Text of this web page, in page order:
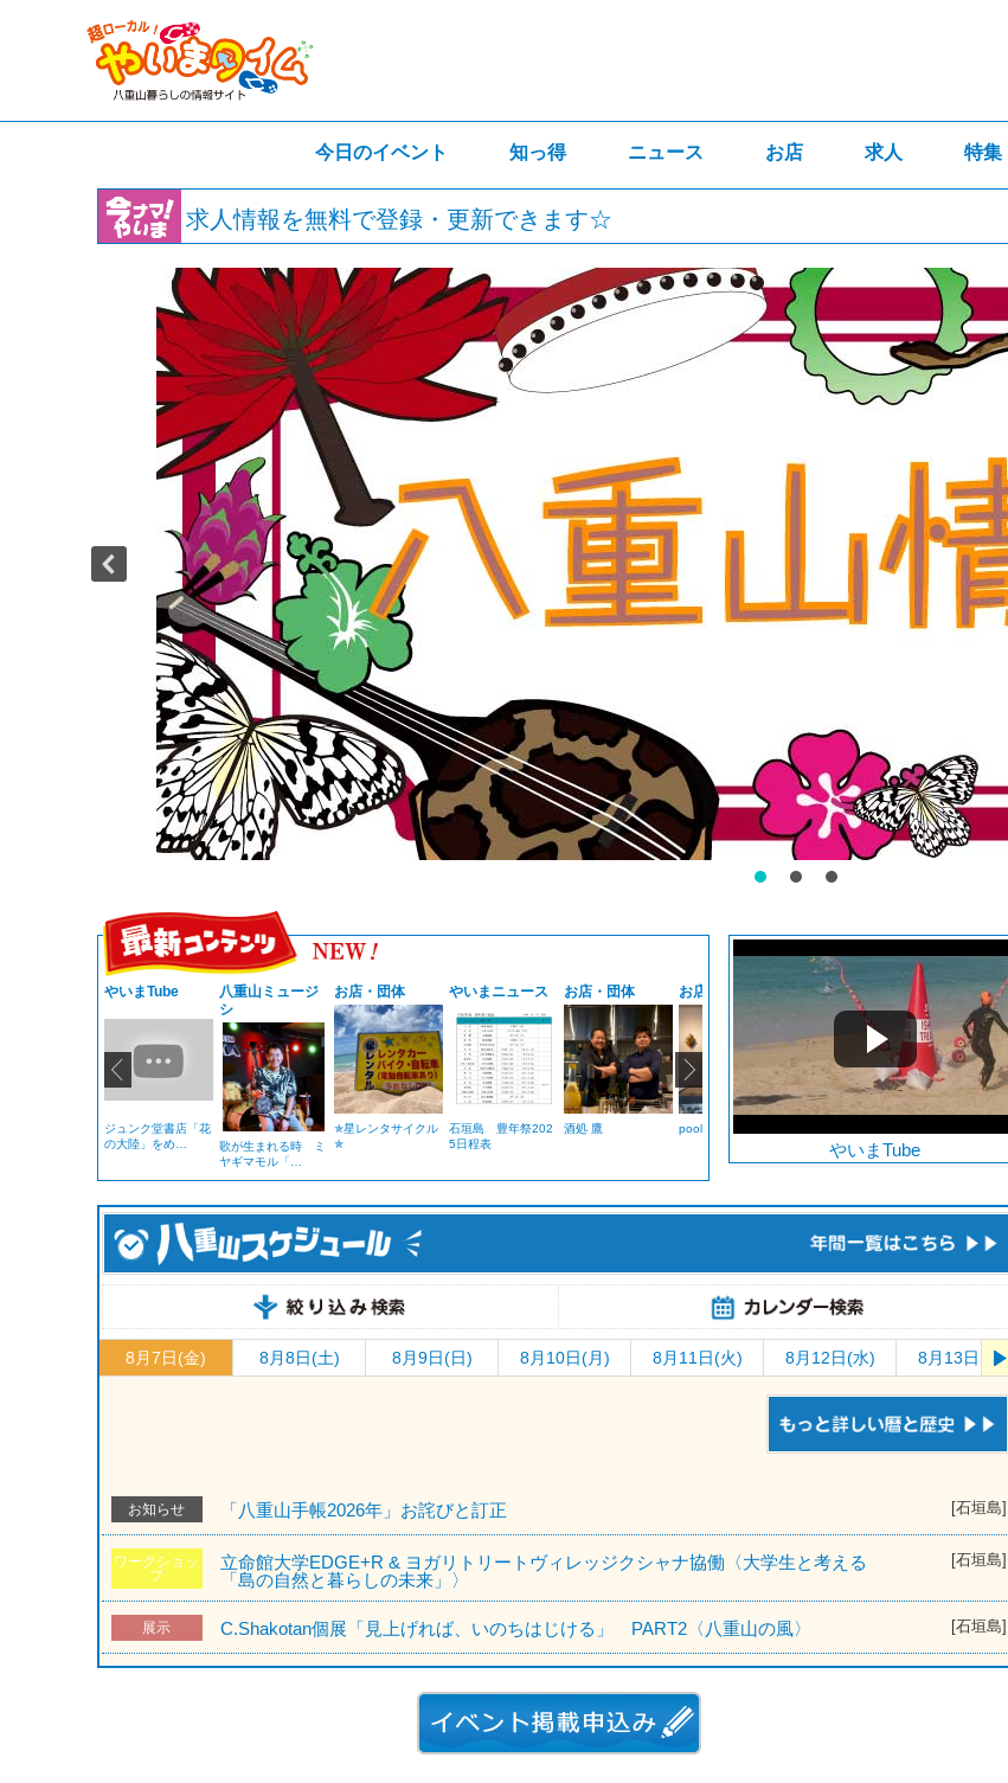
今日のイベント 知っ得 ニュース お店 求人 特集
求人情報を無料で登録・更新できます☆
やいまTube
ジュンク堂書店「花
の大陸」をめ…
八重山ミュージ
シ
歌が生まれる時 ミ
ヤギマモル「…
お店・団体
✯星レンタサイクル
✯
やいまニュース
石垣島 豊年祭202
5日程表
お店・団体
酒処 鷹
お店・団体
pool（プール）
お店・団体
やいまインタビ
ュ
やいまTube
8月7日(金) 8月8日(土) 8月9日(日) 8月10日(月) 8月11日(火) 8月12日(水) 8月13日(木)
お知らせ 「八重山手帳2026年」お詫びと訂正 [石垣島]
ワークショッ
プ
立命館大学EDGE+R & ヨガリトリートヴィレッジクシャナ協働〈大学生と考える
「島の自然と暮らしの未来」〉
[石垣島]
展示 C.Shakotan個展「見上げれば、いのちはじける」 PART2〈八重山の風〉 [石垣島]